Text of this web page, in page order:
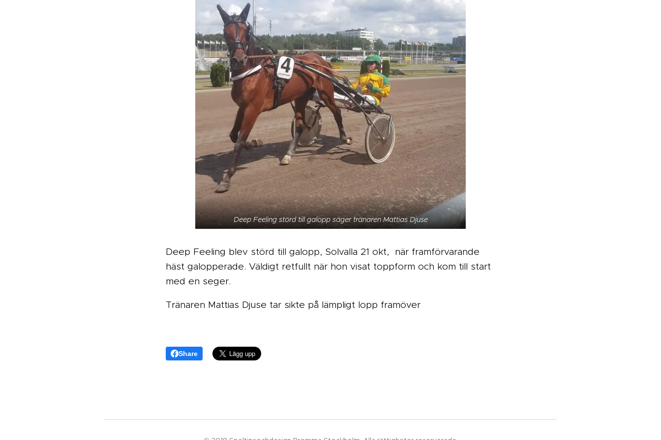
Deep Feeling störd till galopp säger tränaren Mattias Djuse
Deep Feeling blev störd till galopp, Solvalla 21 okt, när framförvarande
häst galopperade. Väldigt retfullt när hon visat toppform och kom till start
med en seger.
Tränaren Mattias Djuse tar sikte på lämpligt lopp framöver
Share